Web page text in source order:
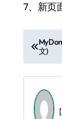
7、新页
文
章
导
航
文)